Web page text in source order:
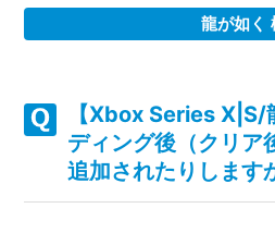
龍が如く
どこですか
【Xbox Series X|S/龍が如く 極】
はありますか
【Xbox Series X|S/
ディング後（クリア
追加されたりします